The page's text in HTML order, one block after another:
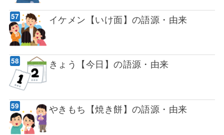
イケメン【いけ面】の語源・由来
きょう【今日】の語源・由来
やきもち【焼き餅】の語源・由来